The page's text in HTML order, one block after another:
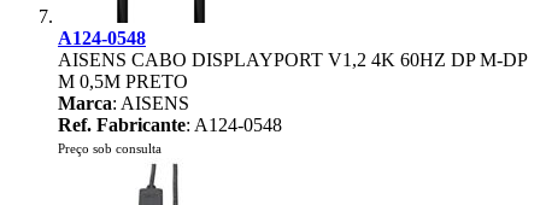
A124-0548
AISENS CABO DISPLAYPORT V1,2 4K 60HZ DP M-DP
M 0,5M PRETO
Marca: AISENS
Ref. Fabricante: A124-0548
Preço sob consulta